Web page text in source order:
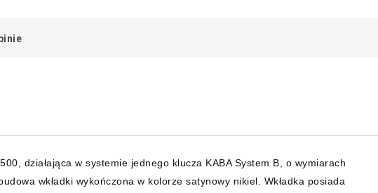
działająca w systemie jednego klucza KABA System B, o wymiarach
wkładki wykończona w kolorze satynowy nikiel. Wkładka posiada